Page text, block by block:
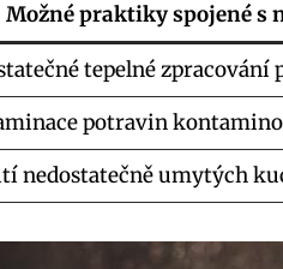
Možné praktiky spojené s
tepelné zpracování
potravin
nedostatečně umytých